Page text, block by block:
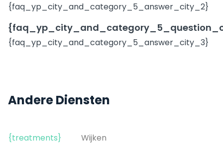
{faq_yp_city_and_category_5_answer_city_2}
{faq_yp_city_and_category_5_answer_city_3}
Andere Diensten
{treatments} Wijken